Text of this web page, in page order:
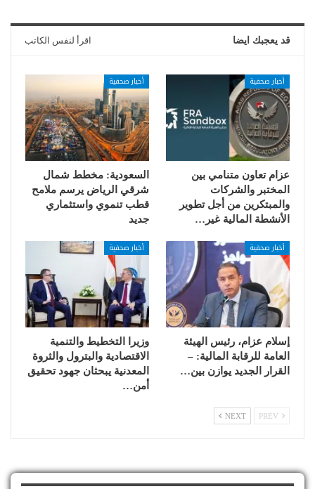
قد يعجبك ايضا اقرأ لنفس الكاتب
أخبار صحفية
عزام تعاون متنامي بين
المختبر والشركات
والمبتكرين من أجل تطوير
الأنشطة المالية غير…
أخبار صحفية
السعودية: مخطط شمال
شرقي الرياض يرسم ملامح
قطب تنموي واستثماري
جديد
أخبار صحفية
إسلام عزام، رئيس الهيئة
العامة للرقابة المالية: –
القرار الجديد يوازن بين…
أخبار صحفية
وزيرا التخطيط والتنمية
الاقتصادية والبترول والثروة
المعدنية يبحثان جهود تحقيق
أمن…
NEXT